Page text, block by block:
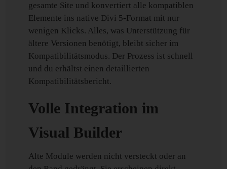
gesamte Site und konvertiert alle kompatiblen
Elemente ins native Divi 5-Format mit nur
wenigen Klicks. Alles, was Unterstützung für
ältere Versionen benötigt, bleibt sicher im
Kompatibilitätsmodus. Der Prozess ist schnell
und du erhältst einen detaillierten
Kompatibilitätsbericht.
Volle Integration im
Visual Builder
Alte Module werden nicht versteckt oder an